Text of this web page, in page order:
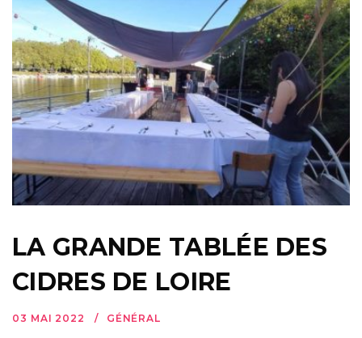
LA GRANDE TABLÉE DES
CIDRES DE LOIRE
03 MAI 2022 GÉNÉRAL